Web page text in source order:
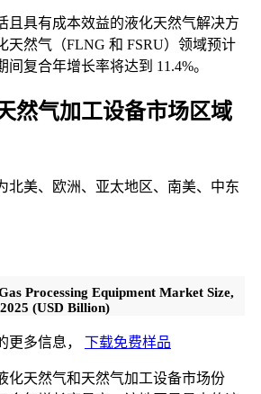
且具有成本效益的液化天然气解决方
天然气（FLNG 和 FSRU）领域预计
间复合年增长率将达到 11.4%。
然气加工设备市场区域
北美、欧洲、亚太地区、南美、中东
Processing Equipment Market Size,
2025 (USD Billion)
更多信息， 下载免费样品
化天然气和天然气加工设备市场份